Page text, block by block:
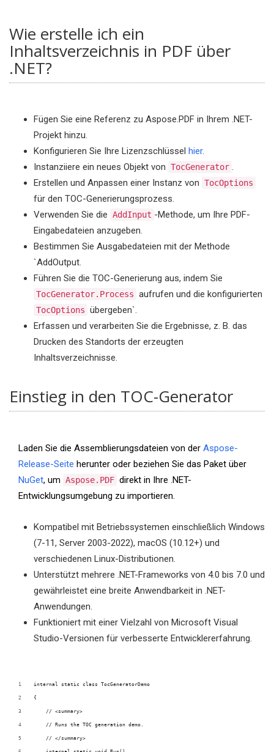
Wie erstelle ich ein
Inhaltsverzeichnis in PDF über
.NET?
Fügen Sie eine Referenz zu Aspose.PDF in Ihrem .NET-
Projekt hinzu.
Konfigurieren Sie Ihre Lizenzschlüssel hier.
Instanziiere ein neues Objekt von TocGenerator .
Erstellen und Anpassen einer Instanz von TocOptions
für den TOC-Generierungsprozess.
Verwenden Sie die AddInput -Methode, um Ihre PDF-
Eingabedateien anzugeben.
Bestimmen Sie Ausgabedateien mit der Methode
`AddOutput.
Führen Sie die TOC-Generierung aus, indem Sie
TocGenerator.Process aufrufen und die konfigurierten
TocOptions übergeben`.
Erfassen und verarbeiten Sie die Ergebnisse, z. B. das
Drucken des Standorts der erzeugten
Inhaltsverzeichnisse.
Einstieg in den TOC-Generator
Laden Sie die Assemblierungsdateien von der Aspose-
Release-Seite herunter oder beziehen Sie das Paket über
NuGet, um Aspose.PDF direkt in Ihre .NET-
Entwicklungsumgebung zu importieren.
Kompatibel mit Betriebssystemen einschließlich Windows
(7-11, Server 2003-2022), macOS (10.12+) und
verschiedenen Linux-Distributionen.
Unterstützt mehrere .NET-Frameworks von 4.0 bis 7.0 und
gewährleistet eine breite Anwendbarkeit in .NET-
Anwendungen.
Funktioniert mit einer Vielzahl von Microsoft Visual
Studio-Versionen für verbesserte Entwicklererfahrung.
internal static class TocGeneratorDemo
{
    // <summary>
    // Runs the TOC generation demo.
    // </summary>